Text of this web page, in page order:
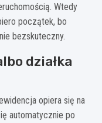
Wtedy
początek, bo
bezskuteczny.
działka
opiera się na
automatycznie po